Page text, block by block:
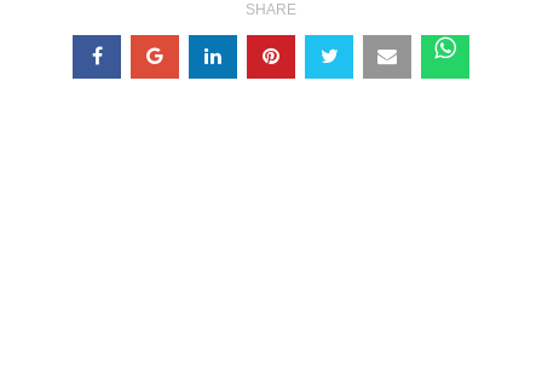
SHARE